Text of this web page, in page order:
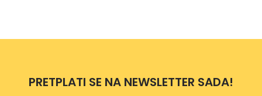
PRETPLATI SE NA NEWSLETTER SADA!